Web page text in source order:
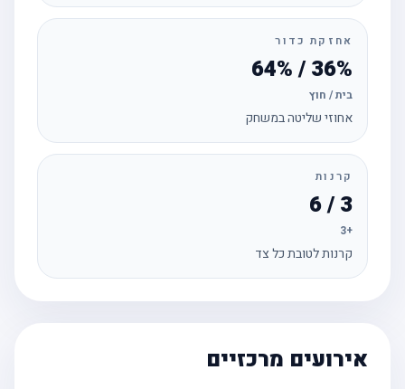
אחזקת כדור
36% / 64%
בית / חוץ
אחוזי שליטה במשחק
קרנות
3 / 6
קרנות לטובת כל צד
אירועים מרכזיים